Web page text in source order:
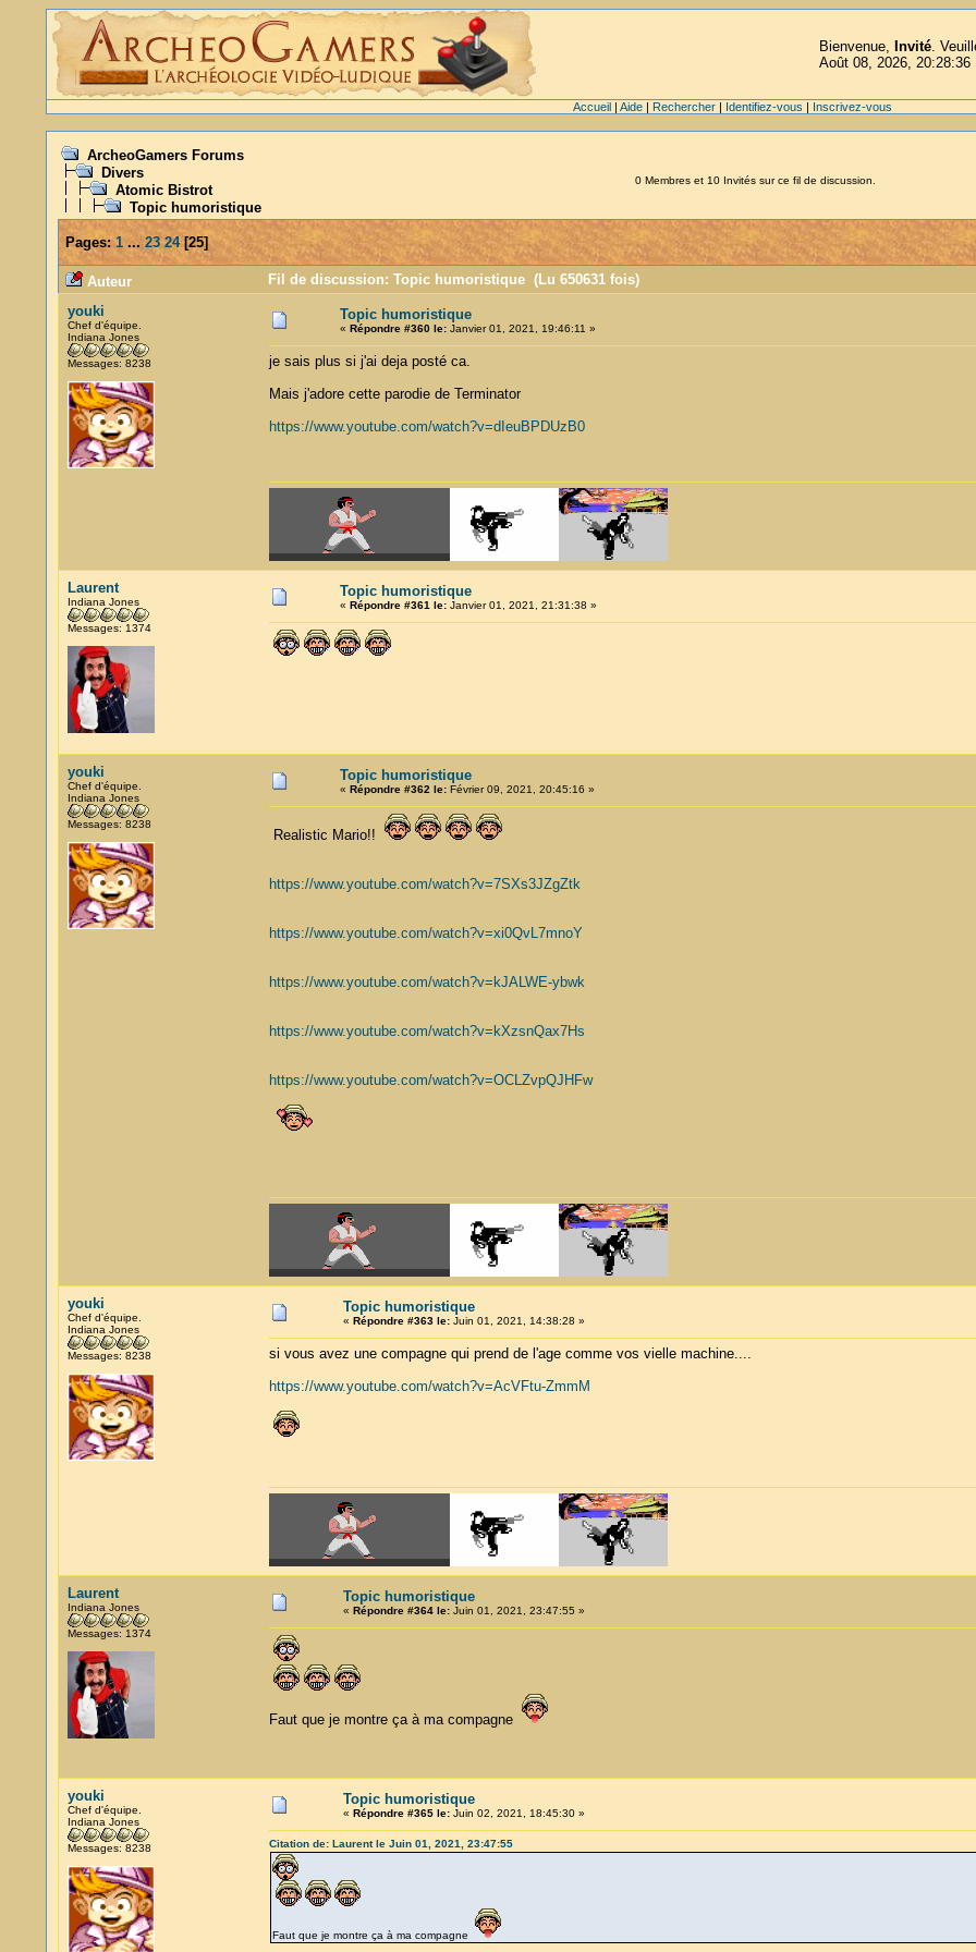
Bienvenue, Invité.
Août 08, 2026, 20:28:36
Accueil| Aide| Rechercher| Identifiez-vous | Inscrivez-vous
ArcheoGamers Forums
Divers
Atomic Bistrot
Topic humoristique
0 Membres et 10 Invités sur ce fil de discussion.
Pages: 1 ...23 24[25]
Auteur
Fil de discussion: Topic humoristique (Lu 650631 fois)
youki
Chef d'équipe.
Indiana Jones
Messages: 8238
Topic humoristique
« Répondre #360 le:Janvier 01, 2021, 19:46:11 »
je sais plus si j'ai deja posté ca.
Mais j'adore cette parodie de Terminator
https://www.youtube.com/watch?v=dIeuBPDUzB0
Laurent
Indiana Jones
Messages: 1374
Topic humoristique
« Répondre #361 le:Janvier 01, 2021, 21:31:38 »
youki
Chef d'équipe.
Indiana Jones
Messages: 8238
Topic humoristique
« Répondre #362 le:Février 09, 2021, 20:45:16 »
Realistic Mario!!
https://www.youtube.com/watch?v=7SXs3JZgZtk
https://www.youtube.com/watch?v=xi0QvL7mnoY
https://www.youtube.com/watch?v=kJALWE-ybwk
https://www.youtube.com/watch?v=kXzsnQax7Hs
https://www.youtube.com/watch?v=OCLZvpQJHFw
youki
Chef d'équipe.
Indiana Jones
Messages: 8238
Topic humoristique
« Répondre #363 le:Juin 01, 2021, 14:38:28 »
si vous avez une compagne qui prend de l'age comme vos vielle machine....
https://www.youtube.com/watch?v=AcVFtu-ZmmM
Laurent
Indiana Jones
Messages: 1374
Topic humoristique
« Répondre #364 le:Juin 01, 2021, 23:47:55 »
Faut que je montre ça à ma compagne
youki
Chef d'équipe.
Indiana Jones
Messages: 8238
Topic humoristique
« Répondre #365 le:Juin 02, 2021, 18:45:30 »
Citation de: Laurent le Juin 01, 2021, 23:47:55
Faut que je montre ça à ma compagne